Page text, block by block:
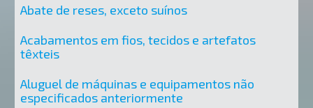
Abate de reses, exceto suínos
Acabamentos em fios, tecidos e artefatos
têxteis
Aluguel de máquinas e equipamentos não
especificados anteriormente